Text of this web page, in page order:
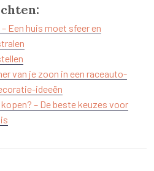
Een huis moet sfeer en
van je zoon in een raceauto-
ideeën
– De beste keuzes voor